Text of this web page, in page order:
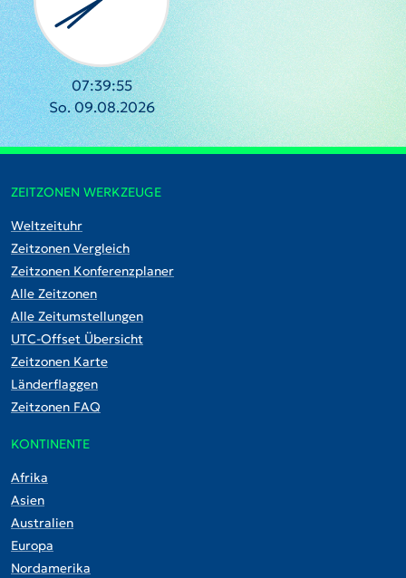
07:39:56
So. 09.08.2026
ZEITZONEN WERKZEUGE
Weltzeituhr
Zeitzonen Vergleich
Zeitzonen Konferenzplaner
Alle Zeitzonen
Alle Zeitumstellungen
UTC-Offset Übersicht
Zeitzonen Karte
Länderflaggen
Zeitzonen FAQ
KONTINENTE
Afrika
Asien
Australien
Europa
Nordamerika